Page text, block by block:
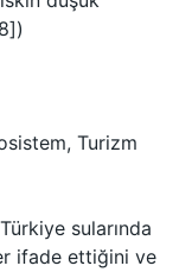
Turizm
sularında
ifade ettiğini ve